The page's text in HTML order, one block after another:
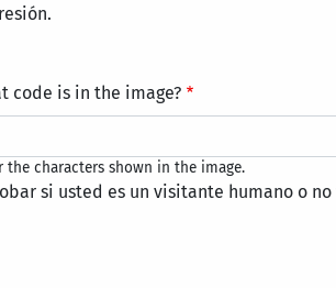
code is in the image?
the characters shown in the image.
si usted es un visitante humano o